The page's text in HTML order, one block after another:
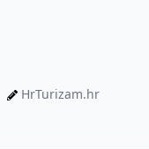
HrTurizam.hr